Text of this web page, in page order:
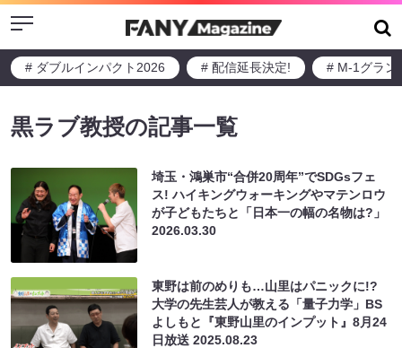
Menu
# ダブルインパクト2026 # 配信延長決定! # M-1グラン
黒ラブ教授の記事一覧
埼玉・鴻巣市“合併20周年”でSDGsフェ
ス! ハイキングウォーキングやマテンロウ
が子どもたちと「日本一の幅の名物は?」
2026.03.30
東野は前のめりも…山里はパニックに!?
大学の先生芸人が教える「量子力学」BS
よしもと『東野山里のインプット』8月24
日放送2025.08.23